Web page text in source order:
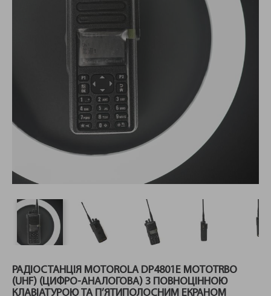
РАДІОСТАНЦІЯ MOTOROLA DP4801E MOTOTRBO
(UHF) (ЦИФРО-АНАЛОГОВА) З ПОВНОЦІННОЮ
КЛАВІАТУРОЮ ТА П’ЯТИПОЛОСНИМ ЕКРАНОМ